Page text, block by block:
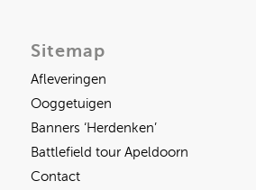
Sitemap
Afleveringen
Ooggetuigen
Banners ‘Herdenken’
Battlefield tour Apeldoorn
Contact